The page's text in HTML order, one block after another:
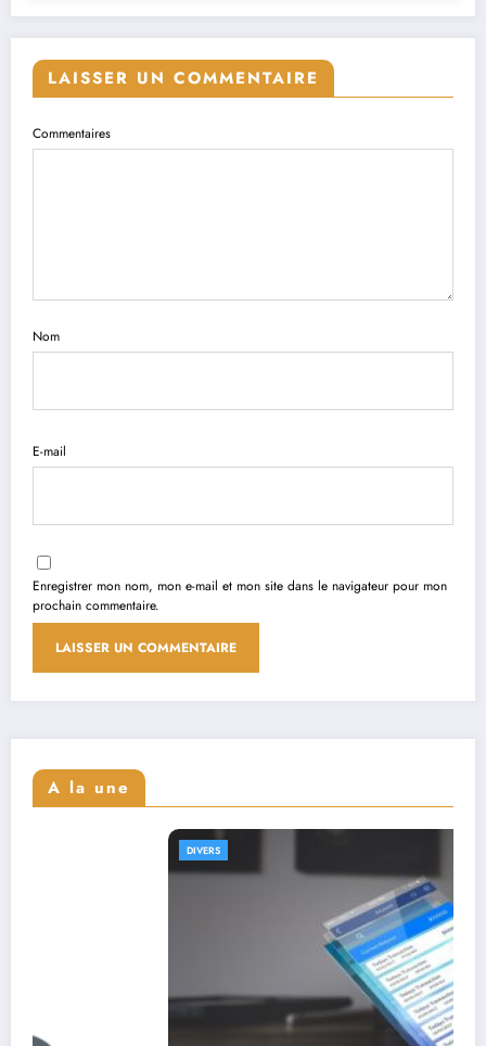
LAISSER UN COMMENTAIRE
Commentaires
Nom
E-mail
Enregistrer mon nom, mon e-mail et mon site dans le navigateur pour mon
prochain commentaire.
A la une